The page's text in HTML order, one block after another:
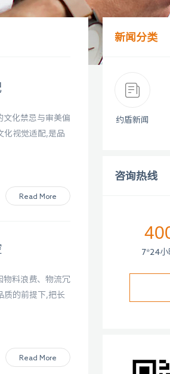
文化禁忌与审美偏
化视觉适配,是品
Read More
物料浪费、物流冗
质的前提下,把长
Read More
新闻分类
约盾新闻
咨询热线
7*24小